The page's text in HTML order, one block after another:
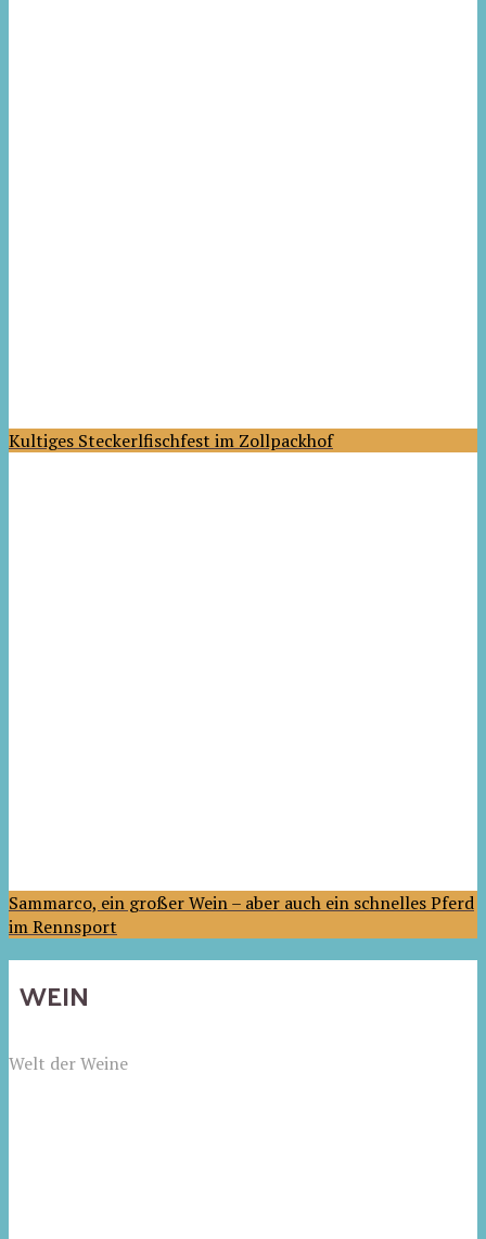
Kultiges Steckerlfischfest im Zollpackhof
Sammarco, ein großer Wein – aber auch ein schnelles Pferd
im Rennsport
WEIN
Welt der Weine